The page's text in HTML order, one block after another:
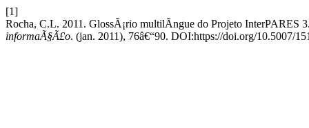
[1]
Rocha, C.L. 2011. GlossÃ¡rio multilÃ­ngue do Projeto InterPARES
informaÃ§Ã£o. (jan. 2011), 76â€“90. DOI:https://doi.org/10.5007/